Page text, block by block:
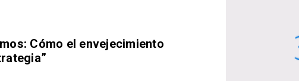
Cómo el envejecimiento